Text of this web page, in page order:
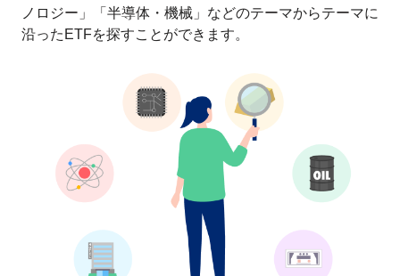
ノロジー」「半導体・機械」などのテーマからテーマに
沿ったETFを探すことができます。